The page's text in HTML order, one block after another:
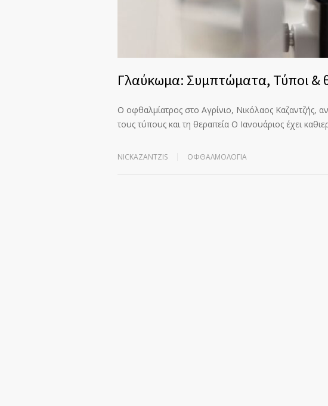
Γλαύκωμα: Συμπτώματα, Τύποι &
Ο οφθαλμίατρος στο Αγρίνιο, Νικόλαος Καζαντζής,
τους τύπους και τη θεραπεία Ο Ιανουάριος έχει
NICKAZANTZIS ΟΦΘΑΛΜΟΛΟΓΊΑ